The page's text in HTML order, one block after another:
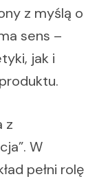
z myślą o
sens –
jak i
z
W
pełni rolę